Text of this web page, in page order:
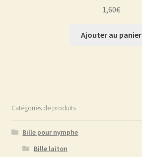
1,60€
Ajouter au panier
Catégories de produits
Bille pour nymphe
Bille laiton